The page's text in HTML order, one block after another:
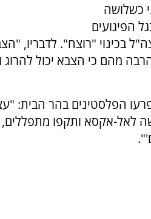
כשלושה
הפיגועים
בכינוי "רוצח". לדבריו,
מהם כי הצבא יכול
הפלסטינים בהר
לאל-אקסא ותקפו מתפללים,